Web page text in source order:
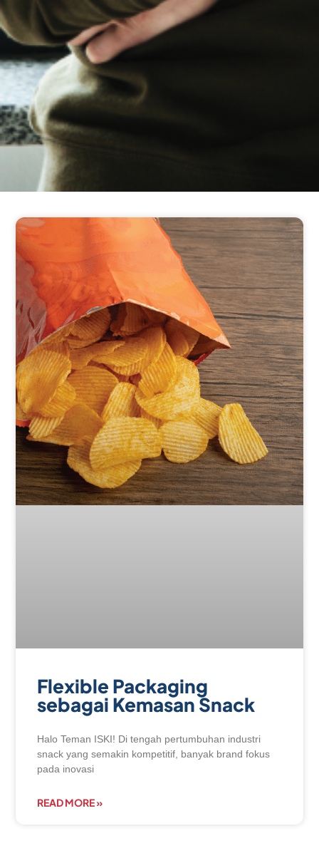
Flexible Packaging
sebagai Kemasan Snack
Halo Teman ISKI! Di tengah pertumbuhan industri
snack yang semakin kompetitif, banyak brand fokus
pada inovasi
READ MORE »